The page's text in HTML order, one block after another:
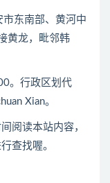
东南部、黄河中
黄龙，毗邻韩
。行政区划代
Xian。
阅读本站内容，
查找喔。